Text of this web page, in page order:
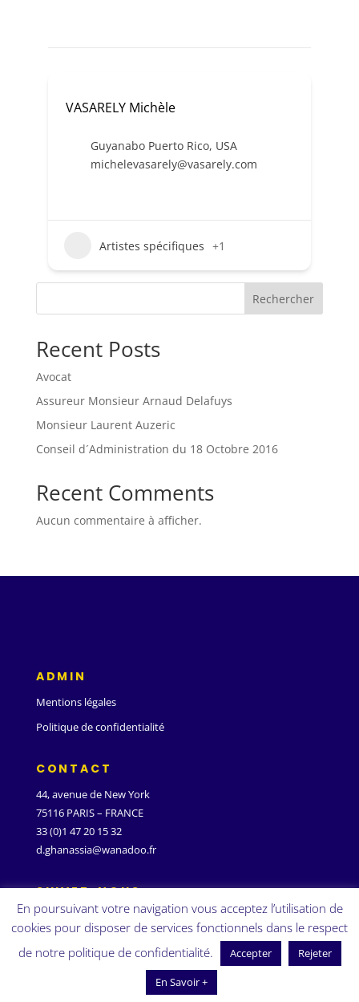
VASARELY Michèle
Guyanabo Puerto Rico, USA
michelevasarely@vasarely.com
Artistes spécifiques +1
Rechercher
Recent Posts
Avocat
Assureur Monsieur Arnaud Delafuys
Monsieur Laurent Auzeric
Conseil d´Administration du 18 Octobre 2016
Recent Comments
Aucun commentaire à afficher.
ADMIN
Mentions légales
Politique de confidentialité
CONTACT
44, avenue de New York
75116 PARIS – FRANCE
33 (0)1 47 20 15 32
d.ghanassia@wanadoo.fr
SUIVEZ-NOUS
En poursuivant votre navigation vous acceptez l’utilisation de
cookies pour disposer de services fonctionnels dans le respect
de notre politique de confidentialité.
Accepter
Rejeter
En Savoir +